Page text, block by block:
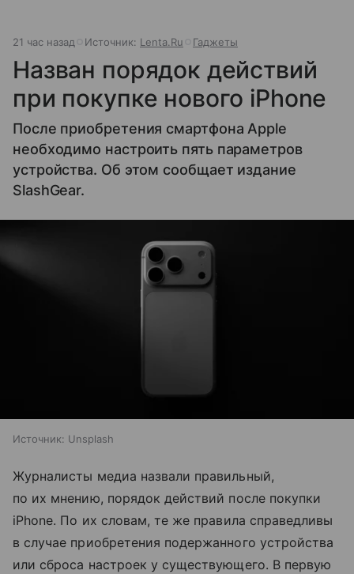
21 час назад Источник: Lenta.Ru Гаджеты
Назван порядок действий
при покупке нового iPhone
После приобретения смартфона Apple
необходимо настроить пять параметров
устройства. Об этом сообщает издание
SlashGear.
Источник: Unsplash
Журналисты медиа назвали правильный,
по их мнению, порядок действий после покупки
iPhone. По их словам, те же правила справедливы
в случае приобретения подержанного устройства
или сброса настроек у существующего. В первую